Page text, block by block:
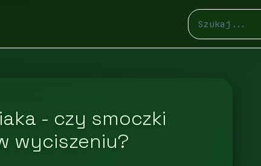
- czy smoczki
wyciszeniu?